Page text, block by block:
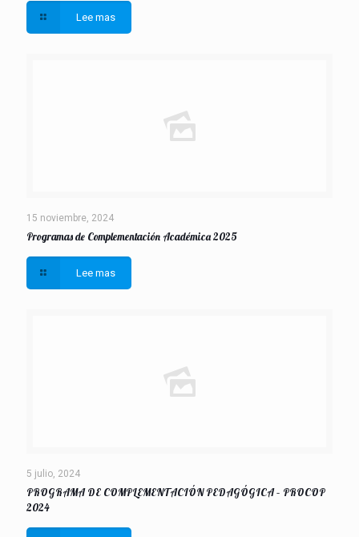
Lee mas
15 noviembre, 2024
Programas de Complementación Académica 2025
Lee mas
5 julio, 2024
PROGRAMA DE COMPLEMENTACIÓN PEDAGÓGICA – PROCOP
2024